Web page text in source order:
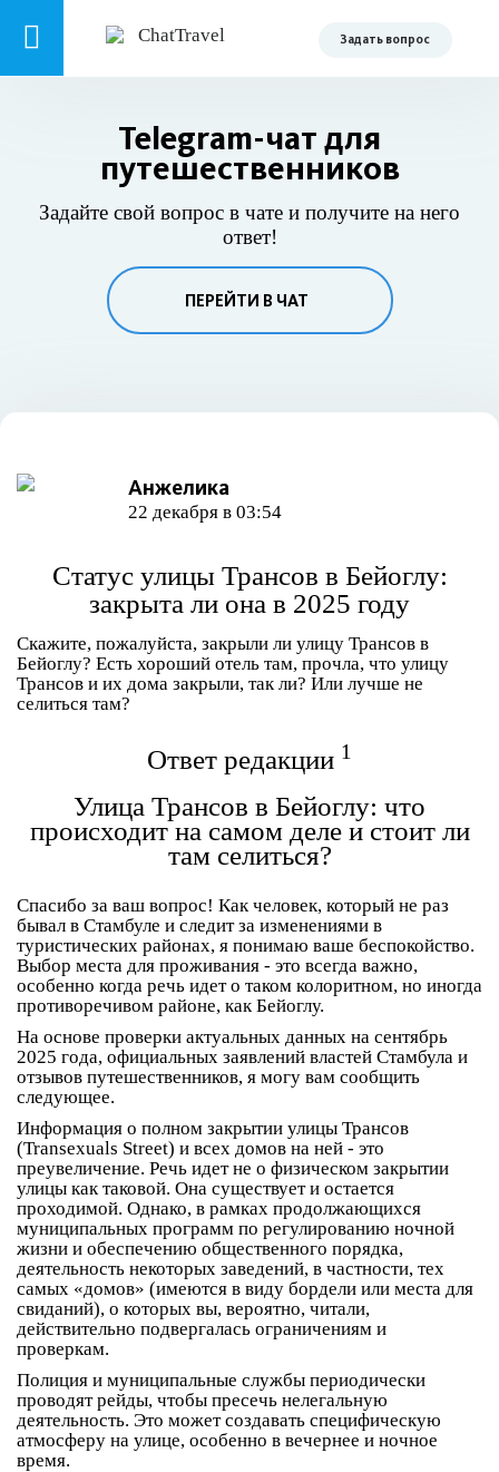
Задать вопрос
Telegram-чат для
путешественников
Задайте свой вопрос в чате и получите на него
ответ!
ПЕРЕЙТИ В ЧАТ
Анжелика
22 декабря в 03:54
Статус улицы Трансов в Бейоглу:
закрыта ли она в 2025 году
Скажите, пожалуйста, закрыли ли улицу Трансов в
Бейоглу? Есть хороший отель там, прочла, что улицу
Трансов и их дома закрыли, так ли? Или лучше не
селиться там?
Ответ редакции 1
Улица Трансов в Бейоглу: что
происходит на самом деле и стоит ли
там селиться?
Спасибо за ваш вопрос! Как человек, который не раз
бывал в Стамбуле и следит за изменениями в
туристических районах, я понимаю ваше беспокойство.
Выбор места для проживания - это всегда важно,
особенно когда речь идет о таком колоритном, но иногда
противоречивом районе, как Бейоглу.
На основе проверки актуальных данных на сентябрь
2025 года, официальных заявлений властей Стамбула и
отзывов путешественников, я могу вам сообщить
следующее.
Информация о полном закрытии улицы Трансов
(Transexuals Street) и всех домов на ней - это
преувеличение. Речь идет не о физическом закрытии
улицы как таковой. Она существует и остается
проходимой. Однако, в рамках продолжающихся
муниципальных программ по регулированию ночной
жизни и обеспечению общественного порядка,
деятельность некоторых заведений, в частности, тех
самых «домов» (имеются в виду бордели или места для
свиданий), о которых вы, вероятно, читали,
действительно подвергалась ограничениям и
проверкам.
Полиция и муниципальные службы периодически
проводят рейды, чтобы пресечь нелегальную
деятельность. Это может создавать специфическую
атмосферу на улице, особенно в вечернее и ночное
время.